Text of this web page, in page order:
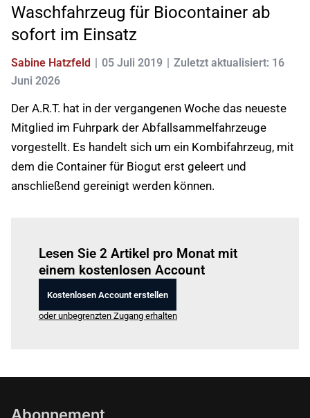
Waschfahrzeug für Biocontainer ab
sofort im Einsatz
Sabine Hatzfeld 05 Juli 2019
Zuletzt aktualisiert: 16
Juni 2026
Der A.R.T. hat in der vergangenen Woche das neueste
Mitglied im Fuhrpark der Abfallsammelfahrzeuge
vorgestellt. Es handelt sich um ein Kombifahrzeug, mit
dem die Container für Biogut erst geleert und
anschließend gereinigt werden können.
Lesen Sie 2 Artikel pro Monat mit
einem kostenlosen Account
Kostenlosen Account erstellen
oder unbegrenzten Zugang erhalten